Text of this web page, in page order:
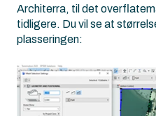
Architerra, til det
tidligere. Du vil se at
plasseringen: